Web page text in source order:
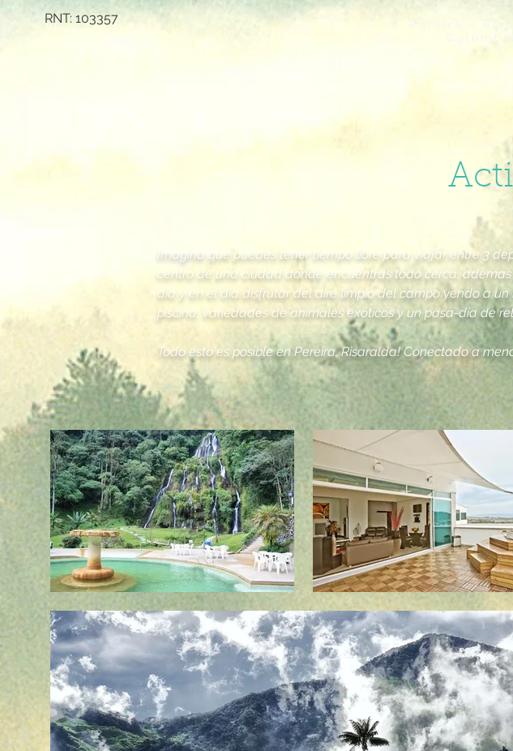
RNT: 103357
Pereira -
Nosotros
Imagina que puedes tener tiempo libre para viajar entre 3
centro de una ciudad donde encuentras todo cerca,
día y en el dia disfrutar del aire limpio del campo yendo a
piscina, variedades de animales exóticos y un pasa-día de
Todo esto es posible en Pereira, Risaralda! Conectado a